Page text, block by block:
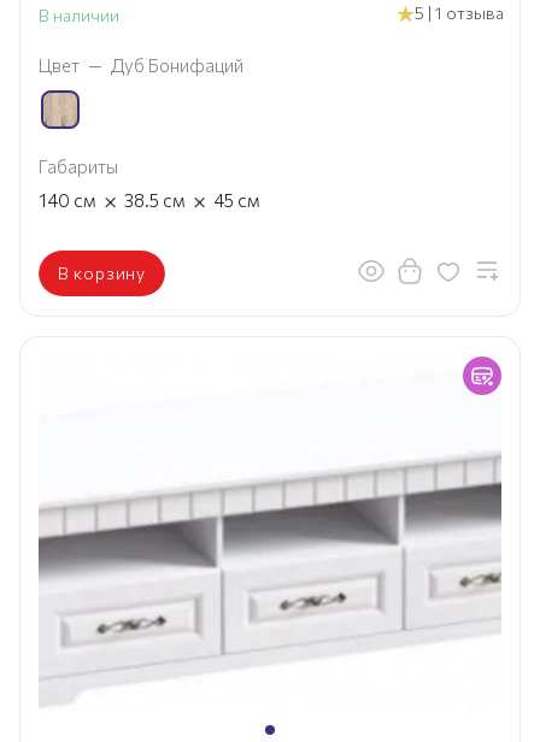
В наличии 5 | 1 отзыва
Цвет — Дуб Бонифаций
Габариты
140 см × 38.5 см × 45 см
В корзину